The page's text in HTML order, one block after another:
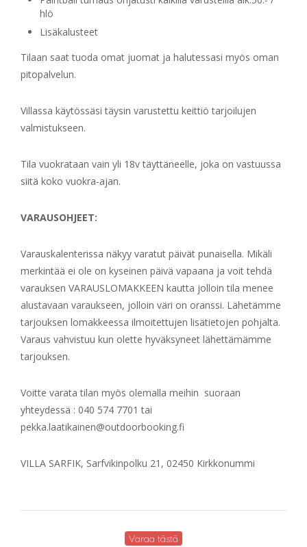
hlö
Lisäkalusteet
Tilaan saat tuoda omat juomat ja halutessasi myös oman
pitopalvelun.
Villassa käytössäsi täysin varustettu keittiö tarjoilujen
valmistukseen.
Tila vuokrataan vain yli 18v täyttäneelle, joka on vastuussa
siitä koko vuokra-ajan.
VARAUSOHJEET:
Varauskalenterissa näkyy varatut päivät punaisella. Mikäli
merkintää ei ole on kyseinen päivä vapaana ja voit tehdä
varauksen VARAUSLOMAKKEEN kautta jolloin tila menee
alustavaan varaukseen, jolloin väri on oranssi. Lähetämme
tarjouksen lomakkeessa ilmoitettujen lisätietojen pohjalta.
Varaus vahvistuu kun olette hyväksyneet lähettämämme
tarjouksen.
Voitte varata tilan myös olemalla meihin suoraan
yhteydessä : 040 574 7701 tai
pekka.laatikainen@outdoorbooking.fi
VILLA SARFIK, Sarfvikinpolku 21, 02450 Kirkkonummi
Varaa tästä